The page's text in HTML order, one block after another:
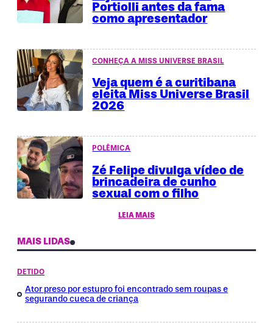
Portiolli antes da fama
como apresentador
CONHEÇA A MISS UNIVERSE BRASIL
Veja quem é a curitibana
eleita Miss Universe Brasil
2026
POLÊMICA
Zé Felipe divulga vídeo de
brincadeira de cunho
sexual com o filho
LEIA MAIS
MAIS LIDAS
DETIDO
Ator preso por estupro foi encontrado sem roupas e
segurando cueca de criança